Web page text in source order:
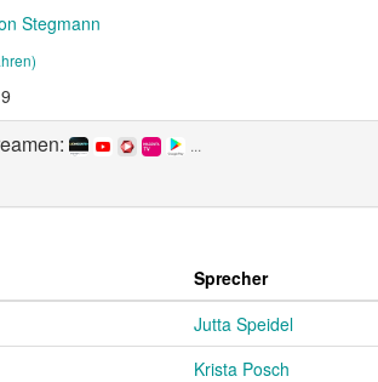
Stegmann
...
Sprecher
Jutta Speidel
Krista Posch